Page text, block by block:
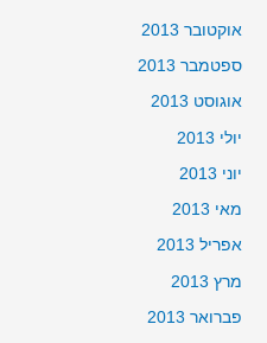
אוקטובר 2013
ספטמבר 2013
אוגוסט 2013
יולי 2013
יוני 2013
מאי 2013
אפריל 2013
מרץ 2013
פברואר 2013